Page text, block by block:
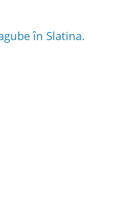
în Slatina.